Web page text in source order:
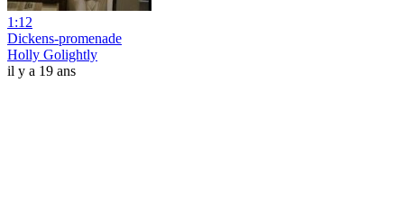
1:12
Dickens-promenade
Holly Golightly
il y a 19 ans